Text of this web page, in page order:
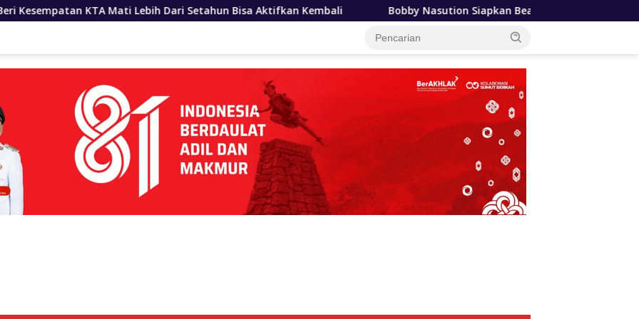
Dari Setahun Bisa Aktifkan Kembali Bobby Nasution Siapkan Beasiswa Mahasiswa Poltekkes Gunungsitoli,